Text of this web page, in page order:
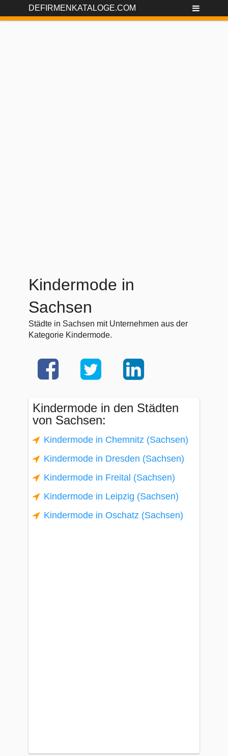
DEFIRMENKATALOGE.COM
Kindermode in
Sachsen
Städte in Sachsen mit Unternehmen aus der
Kategorie Kindermode.
Kindermode in den Städten
von Sachsen:
Kindermode in Chemnitz (Sachsen)
Kindermode in Dresden (Sachsen)
Kindermode in Freital (Sachsen)
Kindermode in Leipzig (Sachsen)
Kindermode in Oschatz (Sachsen)